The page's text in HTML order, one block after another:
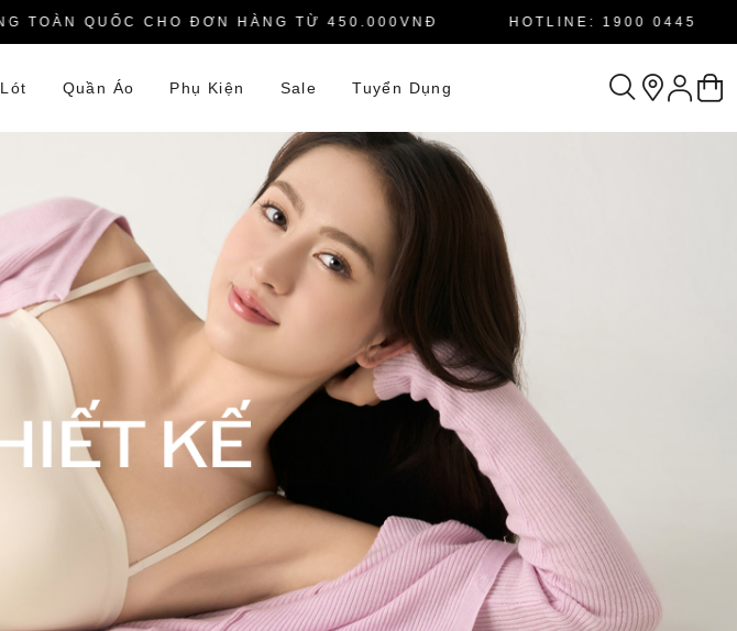
QUỐC CHO ĐƠN HÀNG TỪ 450.000VNĐ HOTLINE: 1900 0445
Quần Áo Phụ Kiện Sale Tuyển Dụng